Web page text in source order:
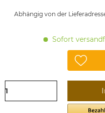
Abhängig von der
Sofort